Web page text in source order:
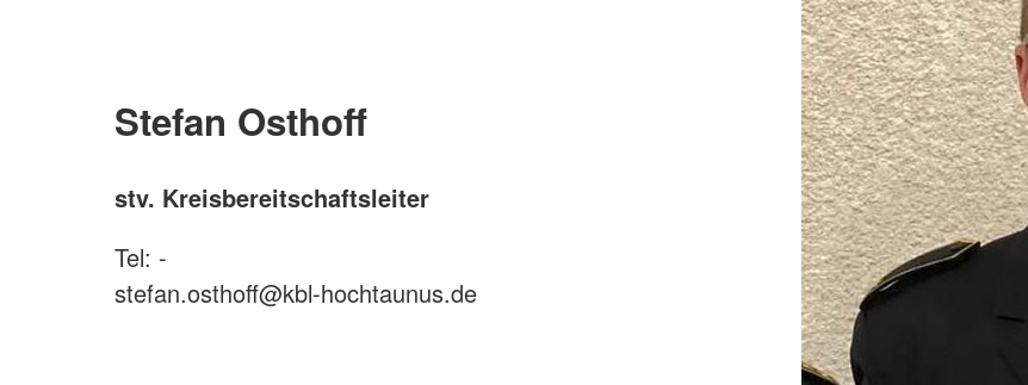
Stefan Osthoff
stv. Kreisbereitschaftsleiter
Tel: -
stefan.osthoff@kbl-hochtaunus.de